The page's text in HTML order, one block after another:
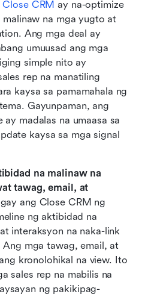
CRM ay na-optimize
malinaw na mga yugto at
Ang mga deal ay
umuusad ang mga
simple nito ay
rep na manatiling
kaysa sa pamamahala ng
Gayunpaman, ang
madalas na umaasa sa
kaysa sa mga signal
na malinaw na
tawag, email, at
ang Close CRM ng
ng aktibidad na
interaksyon na naka-link
Ang mga tawag, email, at
kronolohikal na view. Ito
sales rep na mabilis na
ng pakikipag-